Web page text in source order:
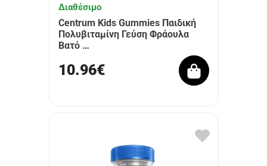
Διαθέσιμο
Centrum Kids Gummies Παιδική
Πολυβιταμίνη Γεύση Φράουλα
Βατό …
10.96€